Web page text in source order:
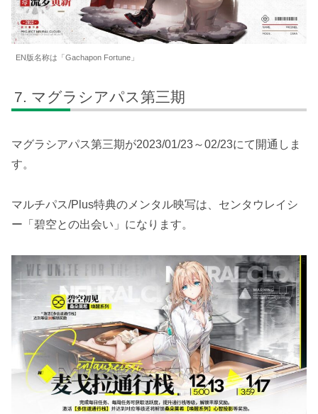
EN版名称は「Gachapon Fortune」
マグラシアパス第三期
マグラシアパス第三期が2023/01/23～02/23にて開通しま
す。
マルチパス/Plus特典のメンタル映写は、センタウレイシ
ー「碧空との出会い」になります。